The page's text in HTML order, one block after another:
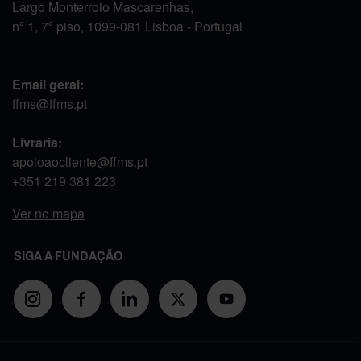
Largo Monterroio Mascarenhas,
nº 1, 7º piso, 1099-081 Lisboa - Portugal
Email geral:
ffms@ffms.pt
Livraria:
apoioaocliente@ffms.pt
+351 219 381 223
Ver no mapa
SIGA A FUNDAÇÃO